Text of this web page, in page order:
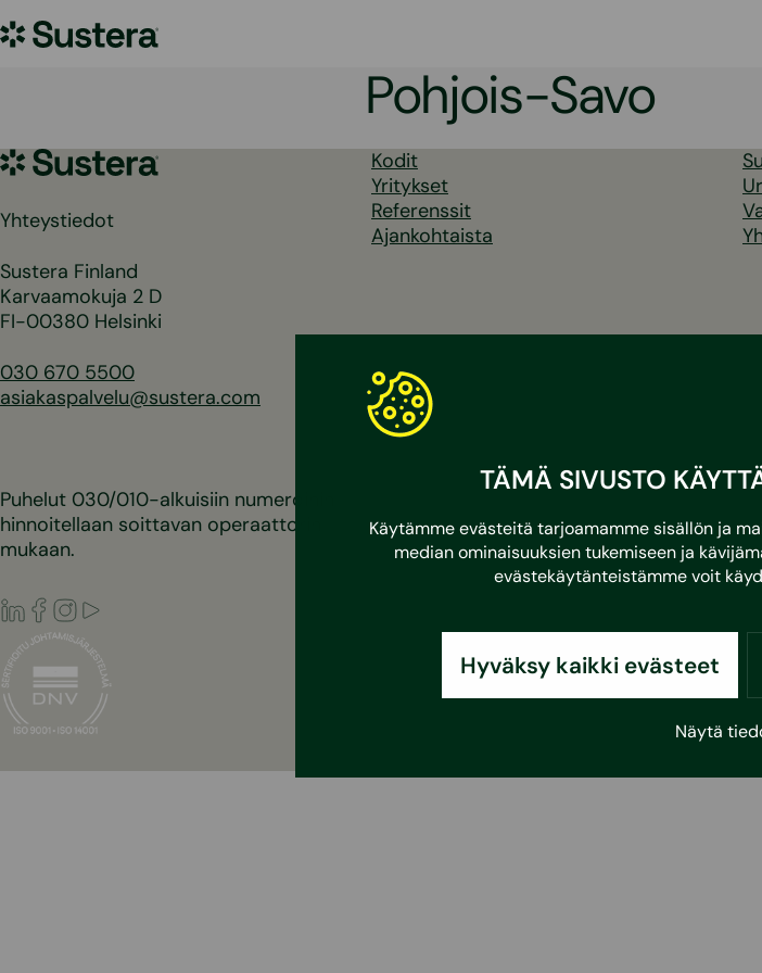
TÄMÄ SIVUSTO
Käytämme evästeitä tarjoamamme sisällön ja
median ominaisuuksien tukemiseen ja
evästekäytänteistämme voit
Hyväksy kaikki evästeet
Näytä
sisältöön
Sustera
Pohjois-Savo
Sustera
Yhteystiedot
Sustera Finland
Karvaamokuja 2 D
FI-00380 Helsinki
030 670 5500
asiakaspalvelu@sustera.com
Puhelut 030/010-alkuisiin numeroihin
hinnoitellaan soittavan operaattorin
mukaan.
LinkedIn
Facebook
Instagram
Kodit
Yritykset
Referenssit
Ajankohtaista